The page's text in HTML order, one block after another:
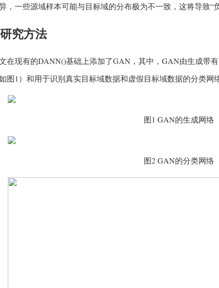
，一些源域样本可能与目标域的分布极为不一致，这将导致“
究方法
在现有的DANN()基础上添加了GAN，其中，GAN由生成带
如图1）和用于识别真实目标域数据和虚假目标域数据的分类网
图1 GAN的生成网络
图2 GAN的分类网络